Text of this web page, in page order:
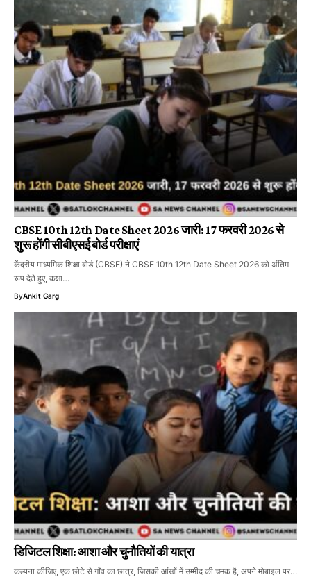
CBSE 10th 12th Date Sheet 2026 जारी: 17 फरवरी 2026 से
शुरू होंगी सीबीएसई बोर्ड परीक्षाएं
केंद्रीय माध्यमिक शिक्षा बोर्ड (CBSE) ने CBSE 10th 12th Date Sheet 2026 को अंतिम
रूप देते हुए, कक्षा…
ByAnkit Garg
डिजिटल शिक्षा: आशा और चुनौतियों की यात्रा
कल्पना कीजिए, एक छोटे से गाँव का छात्र, जिसकी आंखों में उम्मीद की चमक है, अपने मोबाइल पर…